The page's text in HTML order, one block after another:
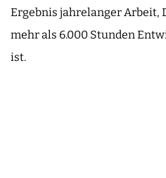
Ergebnis jahrelanger Arbeit,
mehr als 6.000 Stunden
ist.